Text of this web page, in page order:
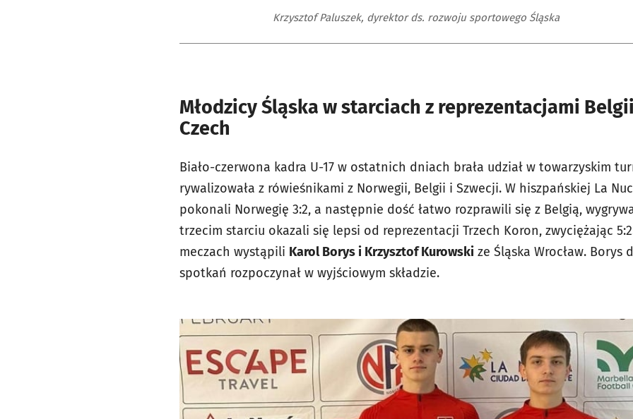
Krzysztof Paluszek, dyrektor ds. rozwoju sportowego Śląska
Młodzicy Śląska w starciach z reprezentacjami
Czech
Biało-czerwona kadra U-17 w ostatnich dniach brała udział w towarzyskim
rywalizowała z rówieśnikami z Norwegii, Belgii i Szwecji. W hiszpańskiej La
pokonali Norwegię 3:2, a następnie dość łatwo rozprawili się z Belgią,
trzecim starciu okazali się lepsi od reprezentacji Trzech Koron, zwyciężając
meczach wystąpili Karol Borys i Krzysztof Kurowski ze Śląska Wrocław. Borys
spotkań rozpoczynał w wyjściowym składzie.